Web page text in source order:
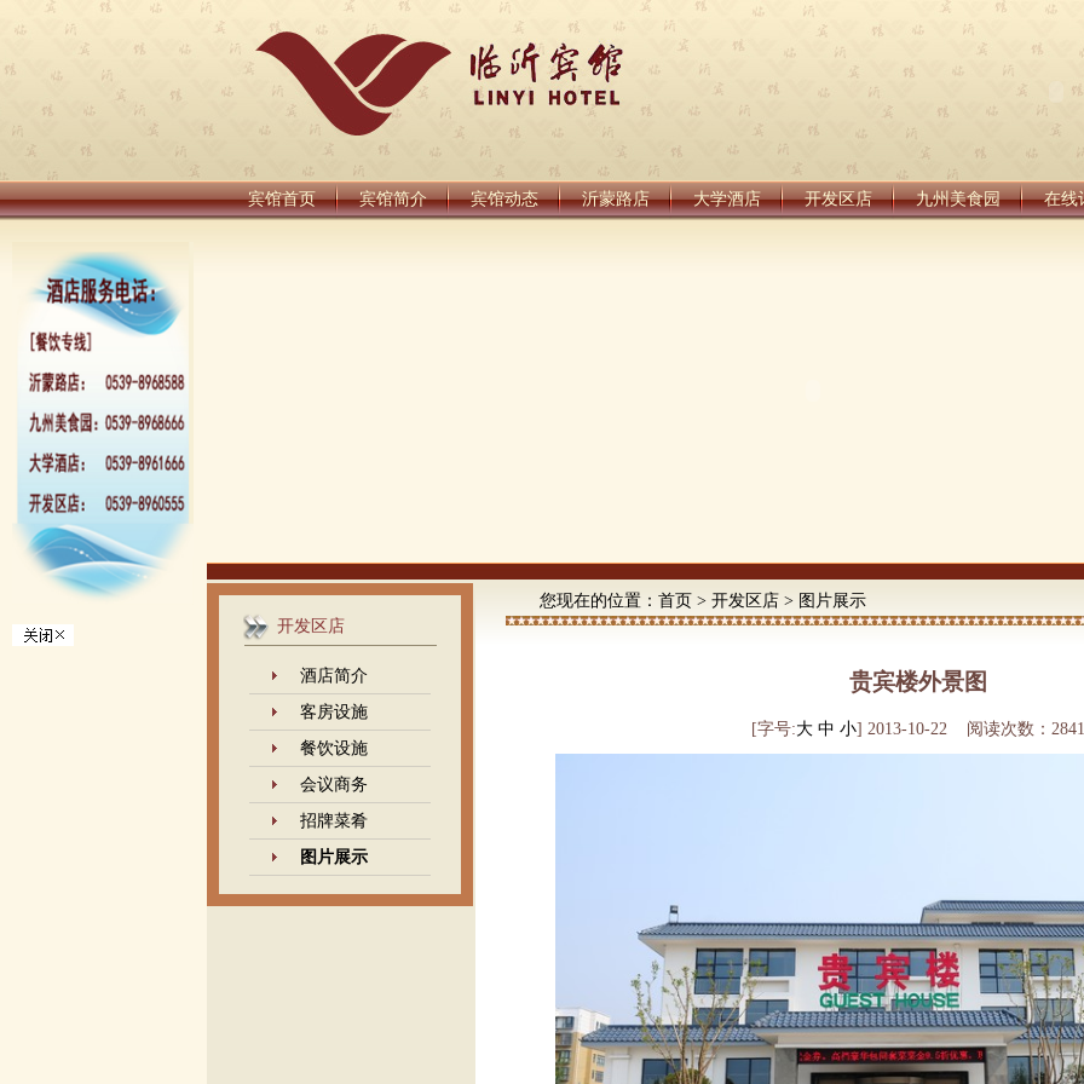
宾馆首页 宾馆简介 宾馆动态 沂蒙路店 大学酒店 开发区店 九州美食园 在线
开发区店
酒店简介
客房设施
餐饮设施
会议商务
招牌菜肴
图片展示
您现在的位置： 首页 > 开发区店 > 图片展示
贵宾楼外景图
[字号:大 中 小] 2013-10-22 阅读次数：2841